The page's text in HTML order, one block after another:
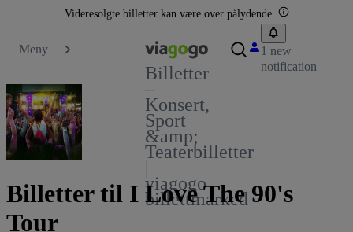
Videresolgte billetter kan være over pålydende.
Meny
Billetter
–
Konsert,
Sport
&amp;
Teaterbilletter
|
viagogo
billettmarked
1 new
notification
Billetter til I Love The 90's
Tour